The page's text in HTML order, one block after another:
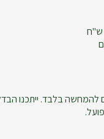
בלבד. ייתכנו